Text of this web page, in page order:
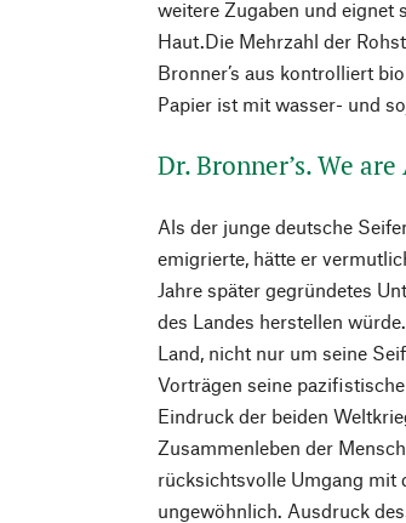
weitere Zugaben und eignet
Haut.Die Mehrzahl der
Bronner’s aus kontrolliert
Papier ist mit wasser- und
Dr. Bronner’s. We
Als der junge deutsche
emigrierte, hätte er
Jahre später gegründetes
des Landes herstellen
Land, nicht nur um seine
Vorträgen seine
Eindruck der beiden
Zusammenleben der
rücksichtsvolle Umgang mit
ungewöhnlich. Ausdruck